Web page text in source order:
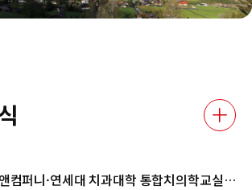
컴퍼니·연세대 치과대학 통합치의학교실